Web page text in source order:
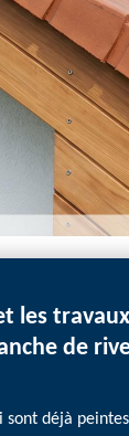
les
de
sont déjà